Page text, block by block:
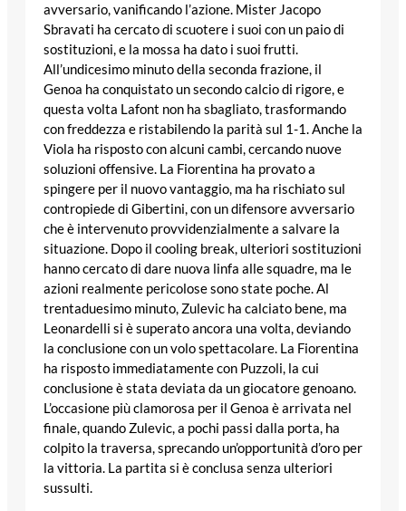
avversario, vanificando l’azione. Mister Jacopo
Sbravati ha cercato di scuotere i suoi con un paio di
sostituzioni, e la mossa ha dato i suoi frutti.
All’undicesimo minuto della seconda frazione, il
Genoa ha conquistato un secondo calcio di rigore, e
questa volta Lafont non ha sbagliato, trasformando
con freddezza e ristabilendo la parità sul 1-1. Anche la
Viola ha risposto con alcuni cambi, cercando nuove
soluzioni offensive. La Fiorentina ha provato a
spingere per il nuovo vantaggio, ma ha rischiato sul
contropiede di Gibertini, con un difensore avversario
che è intervenuto provvidenzialmente a salvare la
situazione. Dopo il cooling break, ulteriori sostituzioni
hanno cercato di dare nuova linfa alle squadre, ma le
azioni realmente pericolose sono state poche. Al
trentaduesimo minuto, Zulevic ha calciato bene, ma
Leonardelli si è superato ancora una volta, deviando
la conclusione con un volo spettacolare. La Fiorentina
ha risposto immediatamente con Puzzoli, la cui
conclusione è stata deviata da un giocatore genoano.
L’occasione più clamorosa per il Genoa è arrivata nel
finale, quando Zulevic, a pochi passi dalla porta, ha
colpito la traversa, sprecando un’opportunità d’oro per
la vittoria. La partita si è conclusa senza ulteriori
sussulti.